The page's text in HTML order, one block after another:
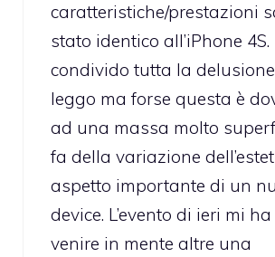
caratteristiche/prestazioni
stato identico all’iPhone 4S.
condivido tutta la
leggo ma forse questa è
ad una massa molto
fa della variazione
aspetto importante di un
device. L’evento di ieri mi
venire in mente altre una